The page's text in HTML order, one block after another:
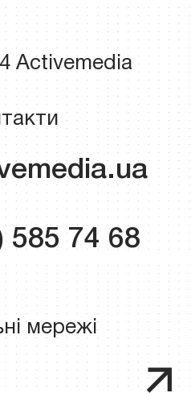
Activemedia
585 74 68
мережі